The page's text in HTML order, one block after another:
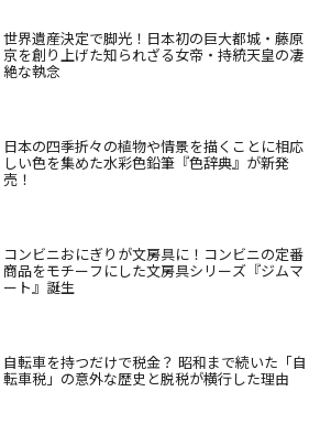
世界遺産決定で脚光！日本初の巨大都城・藤原
京を創り上げた知られざる女帝・持統天皇の凄
絶な執念
日本の四季折々の植物や情景を描くことに相応
しい色を集めた水彩色鉛筆『色辞典』が新発
売！
コンビニおにぎりが文房具に！コンビニの定番
商品をモチーフにした文房具シリーズ『ジムマ
ート』誕生
自転車を持つだけで税金？ 昭和まで続いた「自
転車税」の意外な歴史と脱税が横行した理由